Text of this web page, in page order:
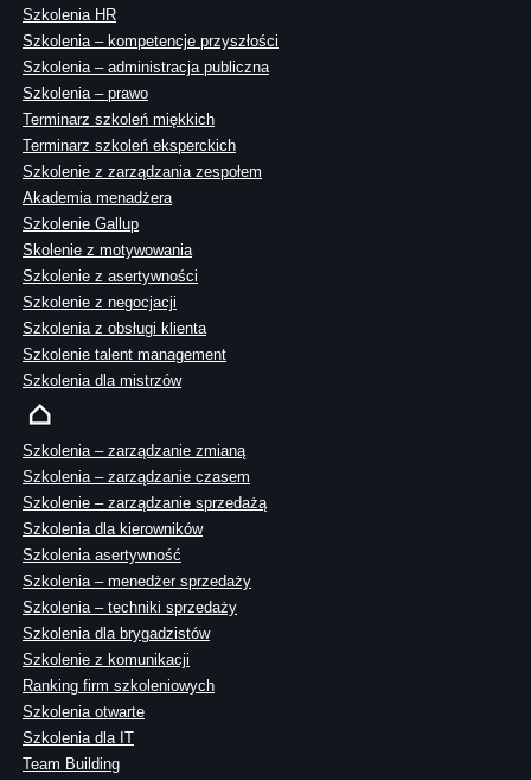
Szkolenia HR
Szkolenia – kompetencje przyszłości
Szkolenia – administracja publiczna
Szkolenia – prawo
Terminarz szkoleń miękkich
Terminarz szkoleń eksperckich
Szkolenie z zarządzania zespołem
Akademia menadżera
Szkolenie Gallup
Skolenie z motywowania
Szkolenie z asertywności
Szkolenie z negocjacji
Szkolenia z obsługi klienta
Szkolenie talent management
Szkolenia dla mistrzów
Szkolenia – zarządzanie zmianą
Szkolenia – zarządzanie czasem
Szkolenie – zarządzanie sprzedażą
Szkolenia dla kierowników
Szkolenia asertywność
Szkolenia – menedżer sprzedaży
Szkolenia – techniki sprzedaży
Szkolenia dla brygadzistów
Szkolenie z komunikacji
Ranking firm szkoleniowych
Szkolenia otwarte
Szkolenia dla IT
Team Building